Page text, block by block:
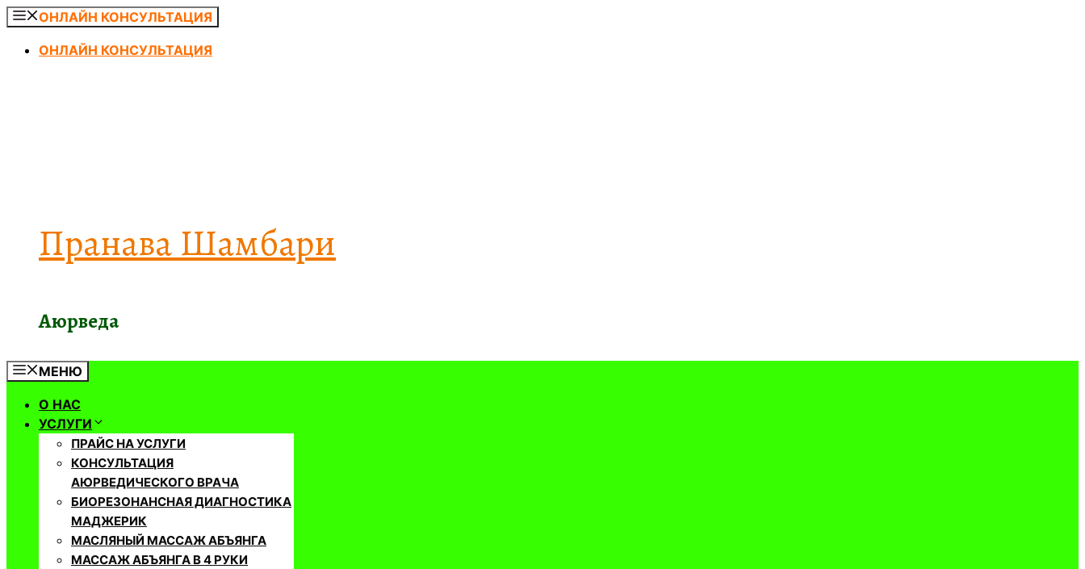
Перейти
содержимому
ОНЛАЙН КОНСУЛЬТАЦИЯ
ОНЛАЙН КОНСУЛЬТАЦИЯ
Пранава Шамбари
Аюрведа
МЕНЮ
О НАС
УСЛУГИ
ПРАЙС НА УСЛУГИ
КОНСУЛЬТАЦИЯ
АЮРВЕДИЧЕСКОГО ВРАЧА
БИОРЕЗОНАНСНАЯ ДИАГНОСТИКА
МАДЖЕРИК
МАСЛЯНЫЙ МАССАЖ АБЪЯНГА
МАССАЖ АБЪЯНГА В 4 РУКИ